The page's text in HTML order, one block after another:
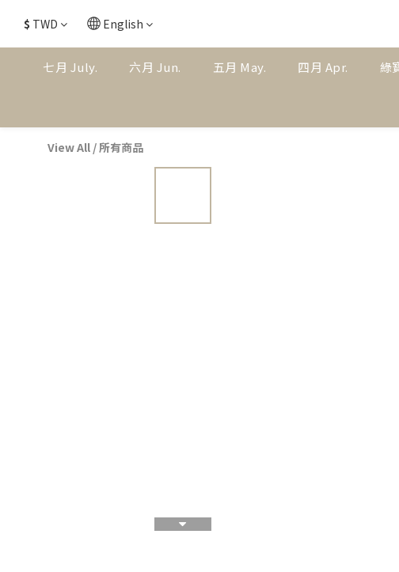
$ TWD English
七月 July. 六月 Jun. 五月 May. 四月 Apr. 綠
View All /所有商品